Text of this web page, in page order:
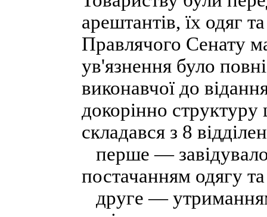
арештантів, їх одяг
Правлячого Сенату
ув'язнення було
виконавчої до
докорінно структуру
складався з 8
перше —
постачанням одягу
друге —